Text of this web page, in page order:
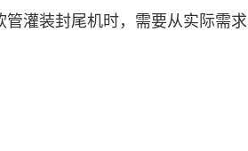
灌装封尾机时，需要从实际需